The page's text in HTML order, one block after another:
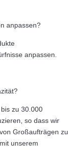
anpassen?
anpassen.
zu 30.000
so dass wir
Großaufträgen zu
unserem